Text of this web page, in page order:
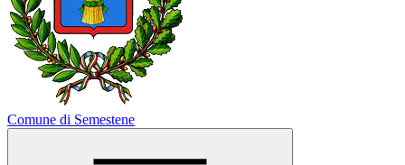
Comune di Semestene